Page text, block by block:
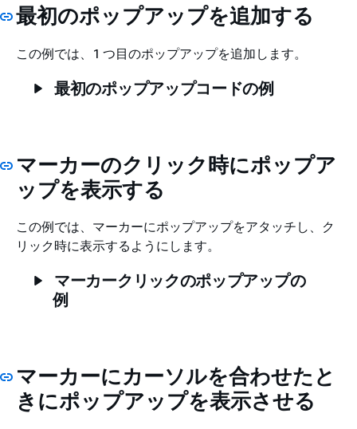
最初のポップアップを追加する
この例では、1 つ目のポップアップを追加します。
最初のポップアップコードの例
マーカーのクリック時にポップア
ップを表示する
この例では、マーカーにポップアップをアタッチし、ク
リック時に表示するようにします。
マーカークリックのポップアップの
例
マーカーにカーソルを合わせたと
きにポップアップを表示させる